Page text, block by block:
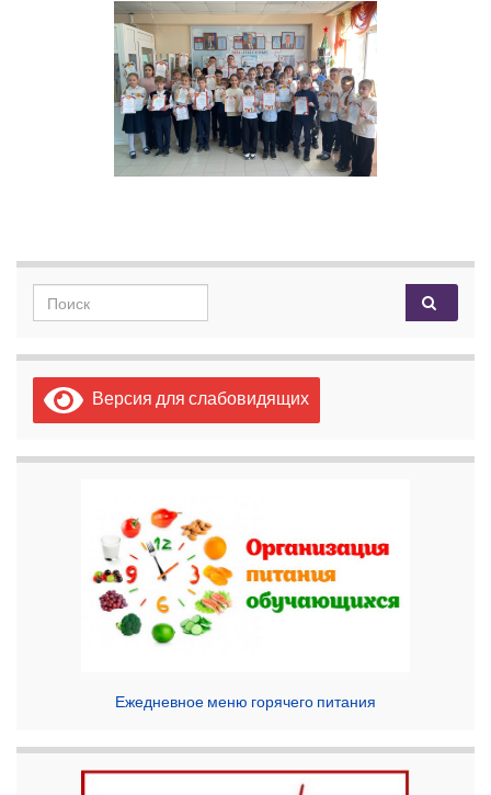
Search for:
Версия для слабовидящих
Ежедневное меню горячего питания